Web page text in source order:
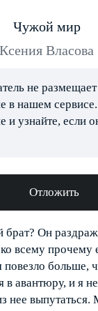
Чужой мир
Ксения Власова
не размещает
в нашем
и узнайте, если
Отложить
брат? Он
всему прочему
повезло больше,
в авантюру, и я не
нее выпутаться.